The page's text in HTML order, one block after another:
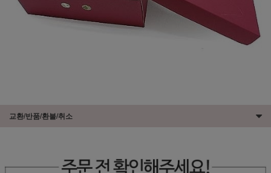
교환/반품/환불/취소